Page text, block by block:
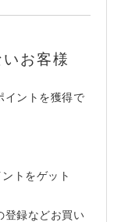
お客様
イントを獲得で
トをゲット
登録などお買い